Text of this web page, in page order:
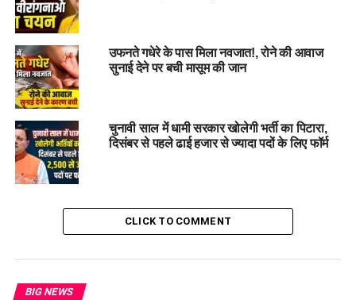
काफी मशक्कत के बाद देर शाम तक आग को काफी हद तक नियंत्रित कर
लिया गया। इसके बाद टीम के अन्य सदस्य वापस हाईवे तक पहुंच गए,
लेकिन राजेंद्र सिंह नेगी वहां नहीं पहुंचे। उनके नहीं मिलने पर साथियों ने
अधिकारियों को इसकी जानकारी दी।
70 मीटर नीचे खाई में मिला शव
ऑपरेशन के दौरान राजेंद्र सिंह नेगी का शव घटनास्थल से करीब 70 मीटर
उफनते गधेरे के पास मिला नवजात!, रोने की आवाज
सुनाई देने पर बची मासूम की जान
चुनावी साल में धामी सरकार खोलेगी भर्ती का पिटारा,
दिसंबर से पहले ढाई हजार से ज्यादा पदों के लिए फॉर्म
CLICK TO COMMENT
BIG NEWS